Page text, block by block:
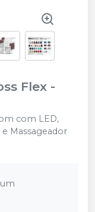
Flex -
com LED,
Massageador